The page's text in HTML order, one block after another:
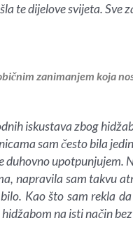
te dijelove svijeta. Sve
zanimanjem koja
iskustava zbog
sam često bila
duhovno upotpunjujem.
napravila sam takvu
Kao što sam rekla
na isti način